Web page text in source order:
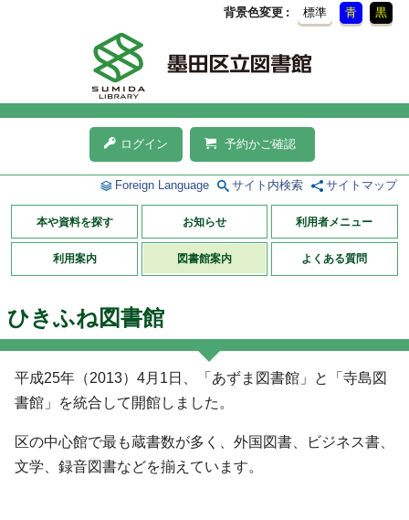
背景色変更 標準 青 黒
ログイン 予約かご確認
Foreign Language サイト内検索 サイトマップ
本や資料を探す お知らせ 利用者メニュー
利用案内 図書館案内 よくある質問
ひきふね図書館
平成25年（2013）4月1日、「あずま図書館」と「寺島図
書館」を統合して開館しました。
区の中心館で最も蔵書数が多く、外国図書、ビジネス書、
文学、録音図書などを揃えています。